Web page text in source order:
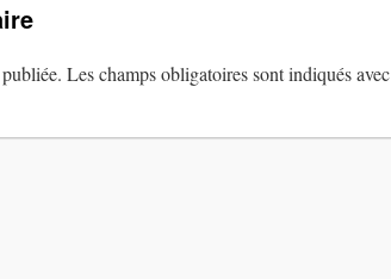
Les champs obligatoires sont indiqués avec